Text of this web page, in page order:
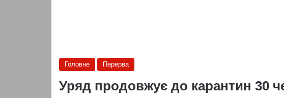
Головне Перерва
Уряд продовжує до карантин 30